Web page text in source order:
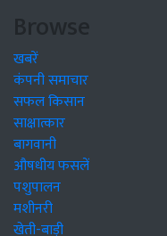
Browse
खबरें
कंपनी समाचार
सफल किसान
साक्षात्कार
बागवानी
औषधीय फसलें
पशुपालन
मशीनरी
खेती-बाड़ी